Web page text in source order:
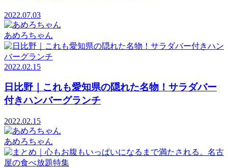
2022.07.03
あめろちゃん
2022.02.15
日比野｜これも愛知県の隠れた名物！サラダバー
付きハンバーグランチ
2022.02.15
あめろちゃん